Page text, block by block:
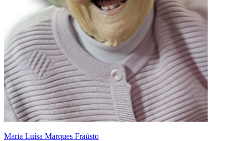
Maria Luísa Marques Fraústo